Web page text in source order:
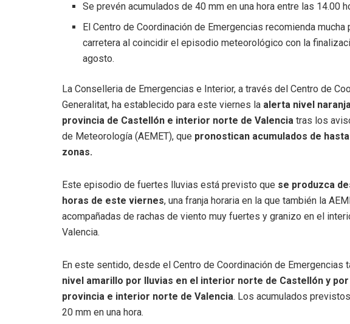
Se prevén acumulados de 40 mm en una hora entre las 14.00
El Centro de Coordinación de Emergencias recomienda
carretera al coincidir el episodio meteorológico con la
agosto.
La Conselleria de Emergencias e Interior, a través del Centro de
Generalitat, ha establecido para este viernes la alerta nivel
provincia de Castellón e interior norte de Valencia tras los
de Meteorología (AEMET), que pronostican acumulados de
zonas.
Este episodio de fuertes lluvias está previsto que se produzca
horas de este viernes, una franja horaria en la que también la
acompañadas de rachas de viento muy fuertes y granizo en el
Valencia.
En este sentido, desde el Centro de Coordinación de Emergencias
nivel amarillo por lluvias en el interior norte de Castellón y
provincia e interior norte de Valencia. Los acumulados
20 mm en una hora.